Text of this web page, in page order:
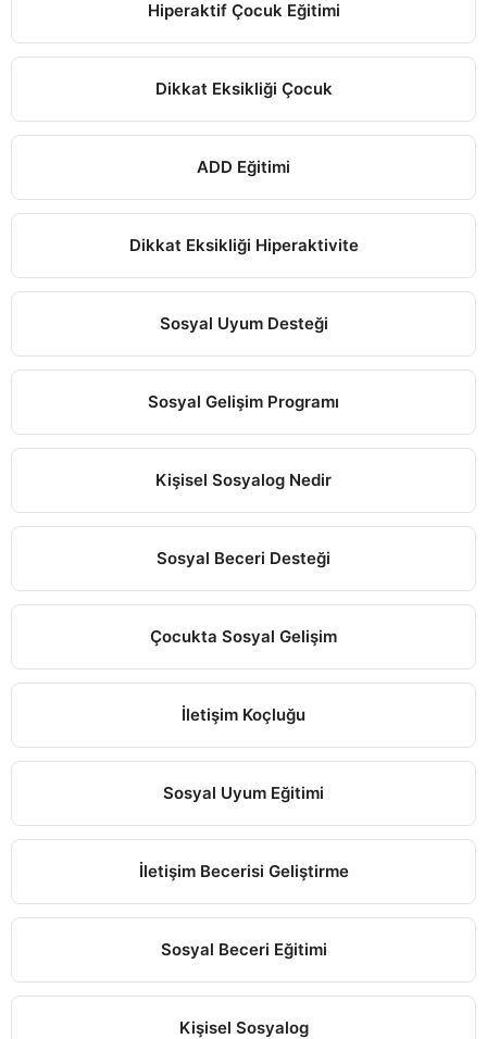
Hiperaktif Çocuk Eğitimi
Dikkat Eksikliği Çocuk
ADD Eğitimi
Dikkat Eksikliği Hiperaktivite
Sosyal Uyum Desteği
Sosyal Gelişim Programı
Kişisel Sosyalog Nedir
Sosyal Beceri Desteği
Çocukta Sosyal Gelişim
İletişim Koçluğu
Sosyal Uyum Eğitimi
İletişim Becerisi Geliştirme
Sosyal Beceri Eğitimi
Kişisel Sosyalog